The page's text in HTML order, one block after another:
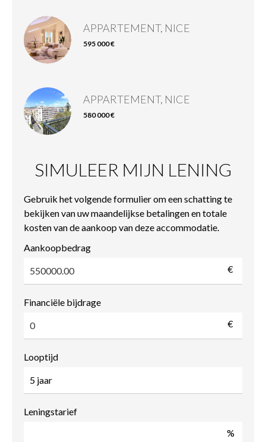
APPARTEMENT, NICE
595 000 €
APPARTEMENT, NICE
580 000 €
SIMULEER MIJN LENING
Gebruik het volgende formulier om een schatting te
bekijken van uw maandelijkse betalingen en totale
kosten van de aankoop van deze accommodatie.
Aankoopbedrag
€
Financiële bijdrage
€
Looptijd
Leningstarief
%